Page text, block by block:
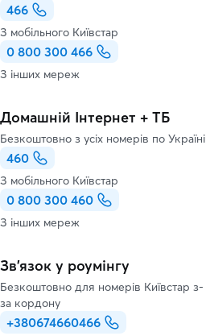
466
З мобільного Київстар
0 800 300 466
З інших мереж
Домашній Інтернет + ТБ
Безкоштовно з усіх номерів по Україні
460
З мобільного Київстар
0 800 300 460
З інших мереж
Зв’язок у роумінгу
Безкоштовно для номерів Київстар з-
за кордону
+380674660466